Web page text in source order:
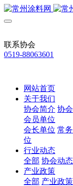
联系协会
0519-88063601
网站首页
关于我们
协会简介 协
会员单位
会长单位 常
位
行业动态
全部 协会动态
产业政策
全部 产业政策